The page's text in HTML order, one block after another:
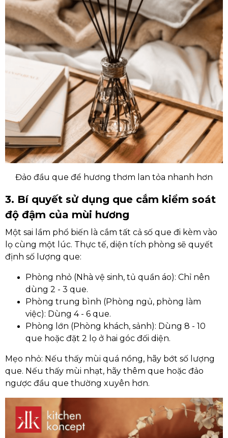
Đảo đầu que để hương thơm lan tỏa nhanh hơn
3. Bí quyết sử dụng que cắm kiểm soát
độ đậm của mùi hương
Một sai lầm phổ biến là cắm tất cả số que đi kèm vào
lọ cùng một lúc. Thực tế, diện tích phòng sẽ quyết
định số lượng que:
Phòng nhỏ (Nhà vệ sinh, tủ quần áo): Chỉ nên
dùng 2 - 3 que.
Phòng trung bình (Phòng ngủ, phòng làm
việc): Dùng 4 - 6 que.
Phòng lớn (Phòng khách, sảnh): Dùng 8 - 10
que hoặc đặt 2 lọ ở hai góc đối diện.
Mẹo nhỏ: Nếu thấy mùi quá nồng, hãy bớt số lượng
que. Nếu thấy mùi nhạt, hãy thêm que hoặc đảo
ngược đầu que thường xuyên hơn.